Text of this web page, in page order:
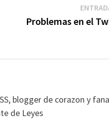
Problemas en el
blogger de corazon y
de Leyes